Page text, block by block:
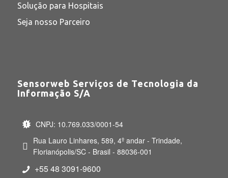
Solução para Hospitais
Seja nosso Parceiro
Sensorweb Serviços de Tecnologia da
Informação S/A
CNPJ: 10.769.033/0001-54
Rua Lauro Linhares, 589, 4º andar - Trindade,
Florianópolis/SC - Brasil - 88036-001
+55 48 3091-9600